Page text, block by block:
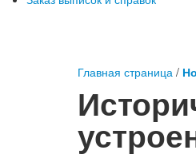
Главная страница /